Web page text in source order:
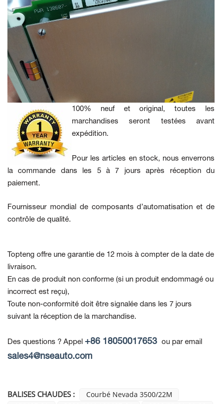
100% neuf et original, toutes les
marchandises seront testées avant
expédition.
Pour les articles en stock, nous enverrons
la commande dans les 5 à 7 jours après réception du
paiement.
Fournisseur mondial de composants d’automatisation et de
contrôle de qualité.
Topteng offre une garantie de 12 mois à compter de la date de
livraison.
En cas de produit non conforme (si un produit endommagé ou
incorrect est reçu),
Toute non-conformité doit être signalée dans les 7 jours
suivant la réception de la marchandise.
Des questions ? Appel +86 18050017653 ou par email
sales4@nseauto.com
BALISES CHAUDES :
Courbé Nevada 3500/22M